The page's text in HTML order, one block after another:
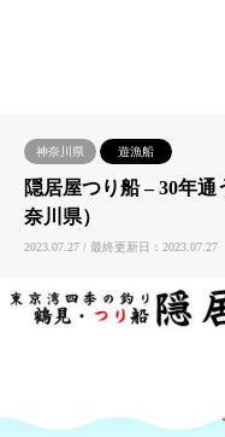
神奈川県 遊漁船
隠居屋つり船 – ​30年
奈川県）
2023.07.27 / 最終更新日：2023.07.27